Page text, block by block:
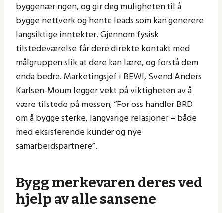
byggenæringen, og gir deg muligheten til å
bygge nettverk og hente leads som kan generere
langsiktige inntekter. Gjennom fysisk
tilstedeværelse får dere direkte kontakt med
målgruppen slik at dere kan lære, og forstå dem
enda bedre. Marketingsjef i BEWI, Svend Anders
Karlsen-Moum legger vekt på viktigheten av å
være tilstede på messen, “For oss handler BRD
om å bygge sterke, langvarige relasjoner – både
med eksisterende kunder og nye
samarbeidspartnere”.
Bygg merkevaren deres ved
hjelp av alle sansene